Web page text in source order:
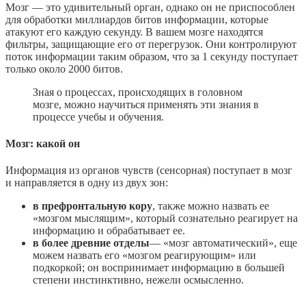
Мозг — это удивительный орган, однако он не приспособлен
для обработки миллиардов битов информации, которые
атакуют его каждую секунду. В вашем мозге находятся
фильтры, защищающие его от перегрузок. Они контролируют
поток информации таким образом, что за 1 секунду поступает
только около 2000 битов.
Зная о процессах, происходящих в головном
мозге, можно научиться применять эти знания в
процессе учебы и обучения.
Мозг: какой он
Информация из органов чувств (сенсорная) поступает в мозг
и направляется в одну из двух зон:
в префронтальную кору, также можно назвать ее
«мозгом мыслящим», который сознательно реагирует на
информацию и обрабатывает ее.
в более древние отделы— «мозг автоматический», еще
можем назвать его «мозгом реагирующим» или
подкоркой; он воспринимает информацию в большей
степени инстинктивно, нежели осмысленно.